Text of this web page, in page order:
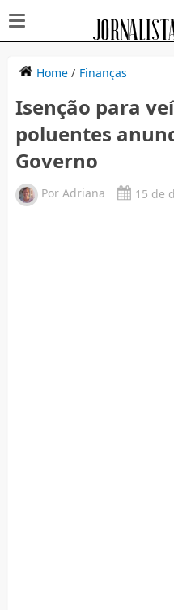
Home/ Finanças
Isenção para
poluentes
Governo
Por Adriana 15 de